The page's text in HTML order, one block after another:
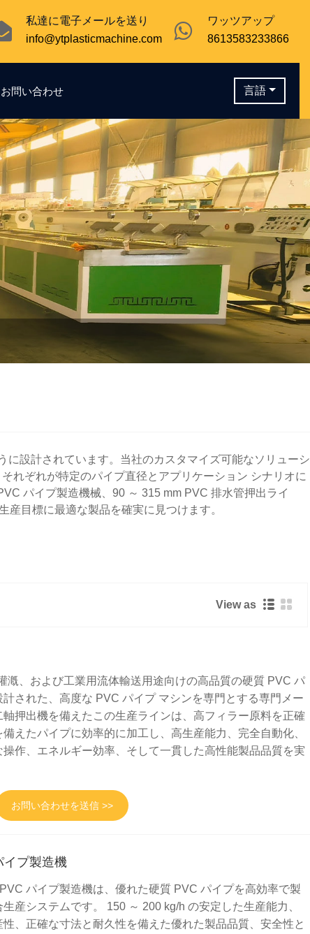
ワッツアップ
8613583233866
私達に電子メールを送り
info@ytplasticmachine.com
お問い合わせ 言語
に設計されています。当社のカスタマイズ可能なソリューシ
れぞれが特定のパイプ直径とアプリケーション シナリオに
パイプ製造機械、90 ～ 315 mm PVC 排水管押出ライ
目標に最適な製品を確実に見つけます。
View as
漑、および工業用流体輸送用途向けの高品質の硬質 PVC パ
された、高度な PVC パイプ マシンを専門とする専門メー
押出機を備えたこの生産ラインは、高フィラー原料を正確
えたパイプに効率的に加工し、高生産能力、完全自動化、
作、エネルギー効率、そして一貫した高性能製品品質を実
お問い合わせを送信 >>
イプ製造機
パイプ製造機は、優れた硬質 PVC パイプを高効率で製
産システムです。 150 ～ 200 kg/h の安定した生産能力、
、正確な寸法と耐久性を備えた優れた製品品質、安全性と